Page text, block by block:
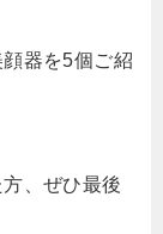
器を5個ご紹
、ぜひ最後